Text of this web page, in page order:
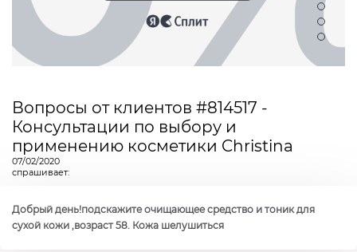
Вопросы от клиентов #814517 -
Консультации по выбору и
применению косметики Christina
07/02/2020
спрашивает:
Добрый день!подскажите очищающее средство и тоник для
сухой кожи ,возраст 58. Кожа шелушиться